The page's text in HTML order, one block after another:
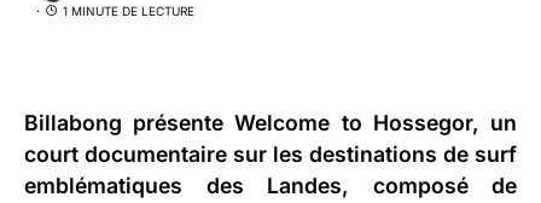
1 MINUTE DE LECTURE
Billabong présente Welcome to Hossegor, un
court documentaire sur les destinations de surf
emblématiques des Landes, composé de